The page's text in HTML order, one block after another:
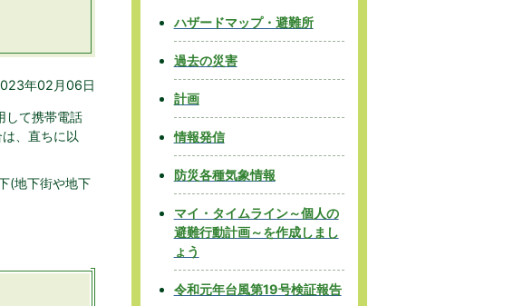
年02月06日
して携帯電話
、直ちに以
(地下街や地下
ハザードマップ・避難所
過去の災害
計画
情報発信
防災各種気象情報
マイ・タイムライン～個人の
避難行動計画～を作成しまし
ょう
令和元年台風第19号検証報告